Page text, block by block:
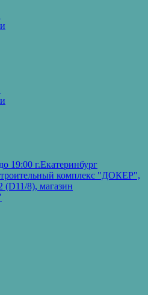
19:00 г.Екатеринбург
комплекс "ДОКЕР",
(D11/8), магазин